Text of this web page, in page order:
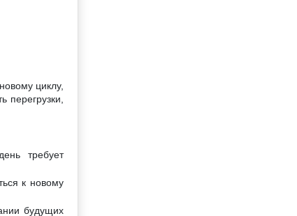
циклу,
требует
к новому
будущих